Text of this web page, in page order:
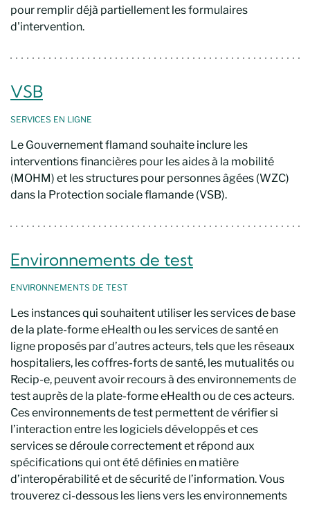
pour remplir déjà partiellement les formulaires
d'intervention.
VSB
SERVICES EN LIGNE
Le Gouvernement flamand souhaite inclure les
interventions financières pour les aides à la mobilité
(MOHM) et les structures pour personnes âgées (WZC)
dans la Protection sociale flamande (VSB).
Environnements de test
ENVIRONNEMENTS DE TEST
Les instances qui souhaitent utiliser les services de base
de la plate-forme eHealth ou les services de santé en
ligne proposés par d’autres acteurs, tels que les réseaux
hospitaliers, les coffres-forts de santé, les mutualités ou
Recip-e, peuvent avoir recours à des environnements de
test auprès de la plate-forme eHealth ou de ces acteurs.
Ces environnements de test permettent de vérifier si
l’interaction entre les logiciels développés et ces
services se déroule correctement et répond aux
spécifications qui ont été définies en matière
d’interopérabilité et de sécurité de l’information. Vous
trouverez ci-dessous les liens vers les environnements